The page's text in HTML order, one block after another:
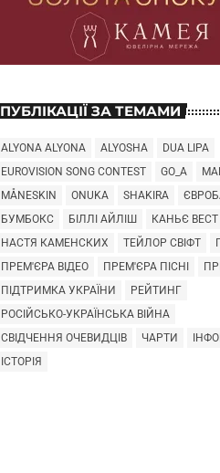
ПУБЛІКАЦІЇ ЗА ТЕМАМИ
ALYONA ALYONA ALYOSHA
DUA LIPA
EUROVISION SONG CONTEST
GO_A
MÅNESKIN
ONUKA SHAKIRA
БУМБОКС
БІЛЛІ АЙЛІШ
КАНЬЄ ВЕСТ
НАСТЯ КАМЕНСКИХ
ТЕЙЛОР СВІФТ
ПРЕМ'ЄРА ВІДЕО
ПРЕМ'ЄРА ПІСНІ
ПІДТРИМКА УКРАЇНИ
РЕЙТИНГ
РОСІЙСЬКО-УКРАЇНСЬКА ВІЙНА
СВІДЧЕННЯ ОЧЕВИДЦІВ
ЧАРТИ
ІСТОРІЯ